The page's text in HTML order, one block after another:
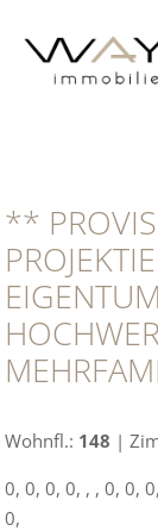
Inhalt
springen
**
Wohnfl.: 148 |
0, 0, 0, 0, , , 0, 0,
0,